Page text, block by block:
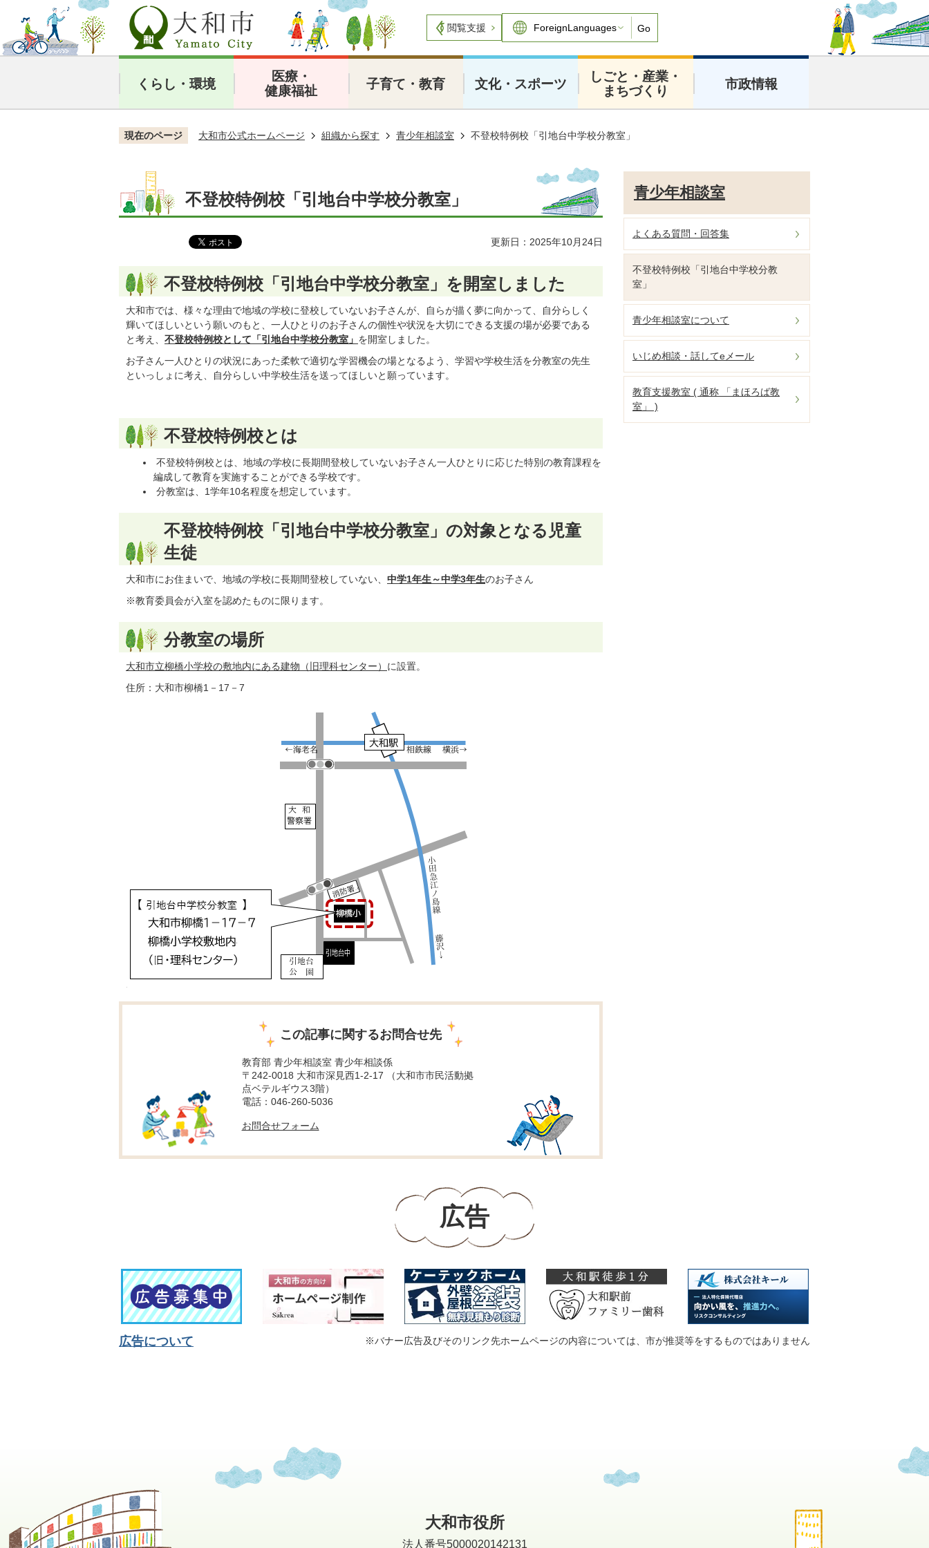
閲覧支援 Go
くらし・環境
医療・
健康福祉
子育て・教育 文化・スポーツ
しごと・産業・
まちづくり
市政情報
現在のページ 大和市公式ホームページ 組織から探す 青少年相談室 不登校特例校「引地台中学校分教室」
不登校特例校「引地台中学校分教室」
更新日：2025年10月24日
不登校特例校「引地台中学校分教室」を開室しました
大和市では、様々な理由で地域の学校に登校していないお子さんが、自らが描く夢に向かって、自分らしく
輝いてほしいという願いのもと、一人ひとりのお子さんの個性や状況を大切にできる支援の場が必要である
と考え、 不登校特例校として「引地台中学校分教室」 を開室しました。
お子さん一人ひとりの状況にあった柔軟で適切な学習機会の場となるよう、学習や学校生活を分教室の先生
といっしょに考え、自分らしい中学校生活を送ってほしいと願っています。
不登校特例校とは
不登校特例校とは、地域の学校に長期間登校していないお子さん一人ひとりに応じた特別の教育課程を
編成して教育を実施することができる学校です。
分教室は、1学年10名程度を想定しています。
不登校特例校「引地台中学校分教室」の対象となる児童
生徒
大和市にお住まいで、地域の学校に長期間登校していない、 中学1年生～中学3年生のお子さん
※教育委員会が入室を認めたものに限ります。
分教室の場所
大和市立柳橋小学校の敷地内にある建物（旧理科センター） に設置。
住所：大和市柳橋1－17－7
この記事に関するお問合せ先
教育部 青少年相談室 青少年相談係
〒242-0018 大和市深見西1-2-17 （大和市市民活動拠
点ベテルギウス3階）
電話：046-260-5036
お問合せフォーム
青少年相談室
よくある質問・回答集
不登校特例校「引地台中学校分教
室」
青少年相談室について
いじめ相談・話してeメール
教育支援教室 ( 通称 「まほろば教
室」 )
広告
広告について ※バナー広告及びそのリンク先ホームページの内容については、市が推奨等をするものではありません
大和市役所
法人番号5000020142131